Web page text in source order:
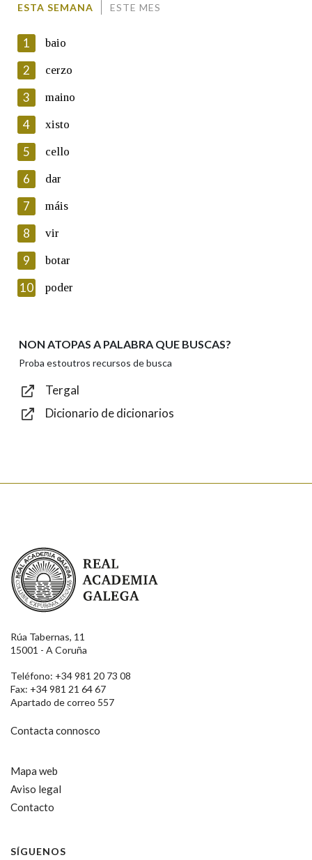
En cumprimento da normativa vixente en materia de
Protección de Datos de Carácter Persoal, a Real Academia
Galega informa a aqueles usuarios que faciliten o seu correo
electrónico, así como calquera outra información de carácter
persoal, que estes datos serán obxecto de tratamento
automatizado de carácter confidencial e incorporados aos seus
ficheiros informáticos. Así mesmo, os usuarios poderán exercer o
seu dereito de acceso, rectificación, oposición e cancelación dos
seus datos poñéndose en contacto connosco.
Lin e acepto as condicións da política de
Introduce o código que aparece na imaxe:
Texto de verificación
ESTA SEMANA ESTE MES
1 baio
2 cerzo
3 maino
4 xisto
5 cello
6 dar
7 máis
8 vir
9 botar
10 poder
NON ATOPAS A PALABRA QUE BUSCAS?
Proba estoutros recursos de busca
Tergal
Dicionario de dicionarios
Real Academia Galega
Rúa Tabernas, 11
15001 - A Coruña
Teléfono: +34 981 20 73 08
Fax: +34 981 21 64 67
Apartado de correo 557
Contacta connosco
Mapa web
Aviso legal
Contacto
SÍGUENOS